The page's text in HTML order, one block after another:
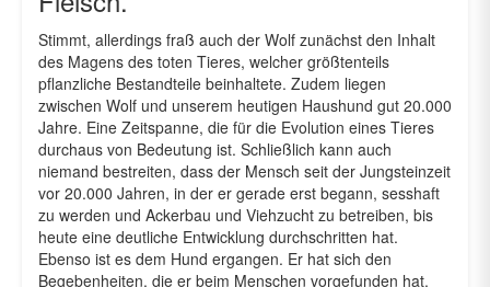
Stimmt, allerdings fraß auch der Wolf zunächst den Inhalt
des Magens des toten Tieres, welcher größtenteils
pflanzliche Bestandteile beinhaltete. Zudem liegen
zwischen Wolf und unserem heutigen Haushund gut 20.000
Jahre. Eine Zeitspanne, die für die Evolution eines Tieres
durchaus von Bedeutung ist. Schließlich kann auch
niemand bestreiten, dass der Mensch seit der Jungsteinzeit
vor 20.000 Jahren, in der er gerade erst begann, sesshaft
zu werden und Ackerbau und Viehzucht zu betreiben, bis
heute eine deutliche Entwicklung durchschritten hat.
Ebenso ist es dem Hund ergangen. Er hat sich den
Begebenheiten, die er beim Menschen vorgefunden hat,